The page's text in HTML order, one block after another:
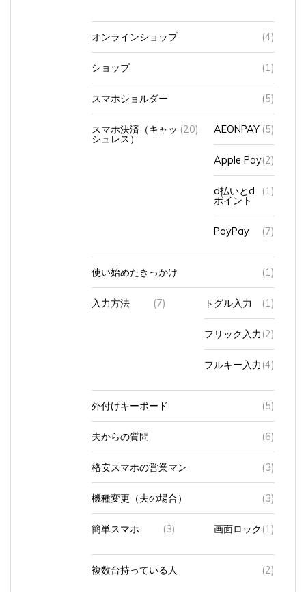
オンラインショップ (4)
ショップ (1)
スマホショルダー (5)
スマホ決済（キャッ
シュレス）
(20) AEONPAY (5)
Apple Pay(2)
d払いとd
ポイント
(1)
PayPay (7)
使い始めたきっかけ (1)
入力方法 (7) トグル入力 (1)
フリック入力 (2)
フルキー入力 (4)
外付けキーボード (5)
夫からの質問 (6)
格安スマホの営業マン (3)
機種変更（夫の場合） (3)
簡単スマホ (3) 画面ロック (1)
複数台持っている人 (2)